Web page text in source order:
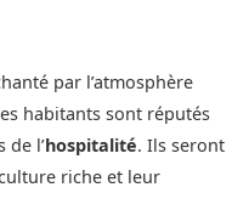
par l’atmosphère
habitants sont réputés
de l’hospitalité. Ils seront
riche et leur